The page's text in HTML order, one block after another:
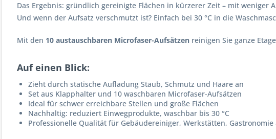
Das Ergebnis: gründlich gereinigte Flächen in kürzerer Zeit – mit weniger
Und wenn der Aufsatz verschmutzt ist? Einfach bei 30 °C in die
Mit den 10 austauschbaren Microfaser-Aufsätzen reinigen Sie ganze
Auf einen Blick:
Zieht durch statische Aufladung Staub, Schmutz und Haare an
Set aus Klapphalter und 10 waschbaren Microfaser-Aufsätzen
Ideal für schwer erreichbare Stellen und große Flächen
Nachhaltig: reduziert Einwegprodukte, waschbar bis 30 °C
Professionelle Qualität für Gebäudereiniger, Werkstätten, Gastronomie